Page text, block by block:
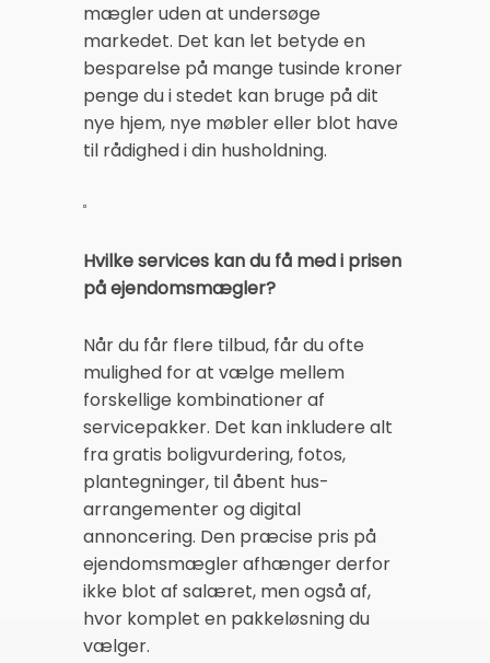
mægler uden at undersøge
markedet. Det kan let betyde en
besparelse på mange tusinde kroner
penge du i stedet kan bruge på dit
nye hjem, nye møbler eller blot have
til rådighed i din husholdning.
Hvilke services kan du få med i prisen
på ejendomsmægler?
Når du får flere tilbud, får du ofte
mulighed for at vælge mellem
forskellige kombinationer af
servicepakker. Det kan inkludere alt
fra gratis boligvurdering, fotos,
plantegninger, til åbent hus-
arrangementer og digital
annoncering. Den præcise pris på
ejendomsmægler afhænger derfor
ikke blot af salæret, men også af,
hvor komplet en pakkeløsning du
vælger.